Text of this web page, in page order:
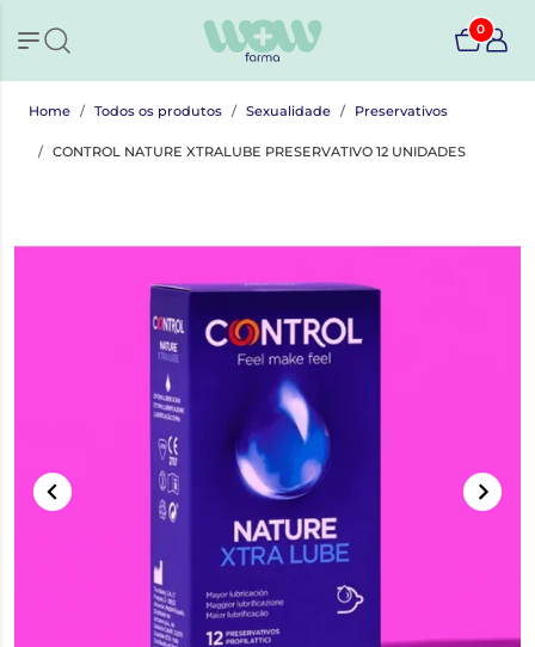
0
Home Todos os produtos Sexualidade Preservativos
CONTROL NATURE XTRALUBE PRESERVATIVO 12 UNIDADES